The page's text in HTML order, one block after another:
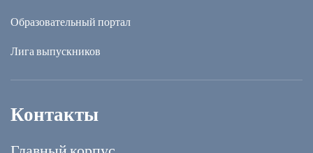
Образовательный портал
Лига выпускников
Контакты